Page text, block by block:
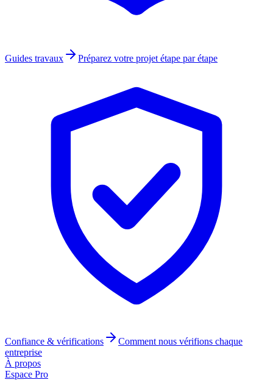
Guides travaux Préparez votre projet étape par étape
Confiance & vérifications
Comment nous vérifions chaque
entreprise
À propos
Espace Pro